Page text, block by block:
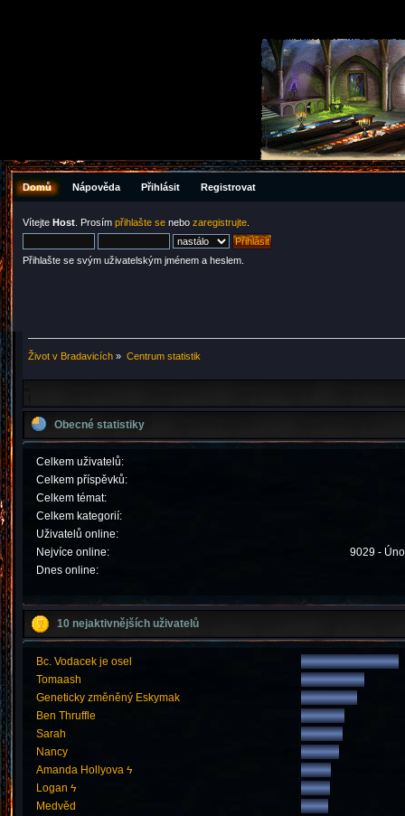
Domů Nápověda Přihlásit Registrovat
Vítejte Host . Prosím přihlašte se nebo zaregistrujte
Přihlašte se svým uživatelským jménem a heslem.
Život v Bradavicích » Centrum statistik
Obecné statistiky
Celkem uživatelů:
Celkem příspěvků:
Celkem témat:
Celkem kategorií:
Uživatelů online:
Nejvíce online:
9029 -
Dnes online:
10 nejaktivnějších uživatelů
Bc. Vodacek je osel
Tomaash
Geneticky změněný Eskymak
Ben Thruffle
Sarah
Nancy
Amanda Hollyova ϟ
Logan ϟ
Medvěd